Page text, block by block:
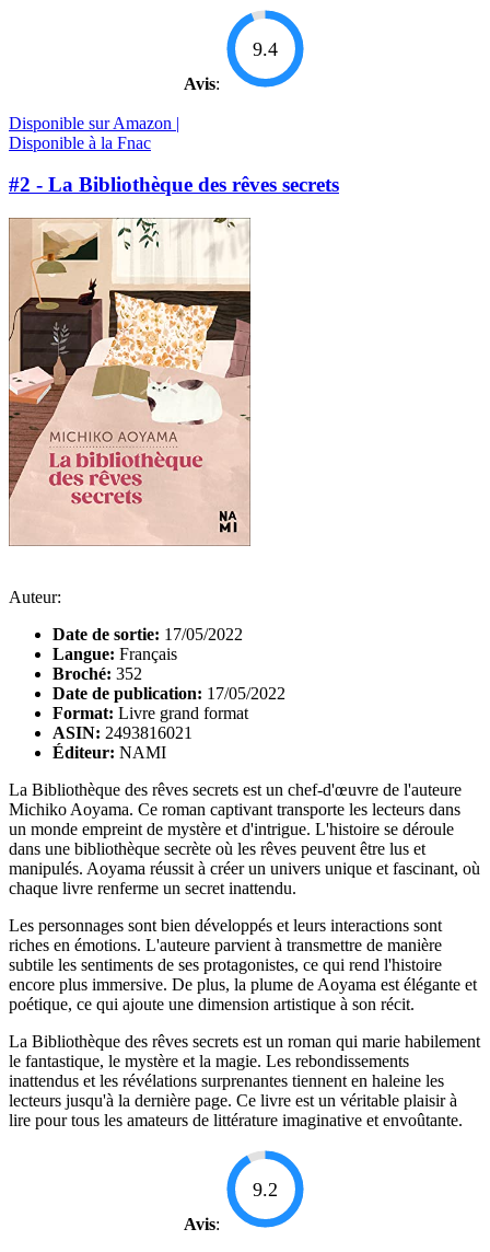
Avis:
9.4
Disponible sur Amazon |
Disponible à la Fnac
#2 - La Bibliothèque des rêves secrets
Auteur:
Date de sortie: 17/05/2022
Langue: Français
Broché: 352
Date de publication: 17/05/2022
Format: Livre grand format
ASIN: 2493816021
Éditeur: NAMI
La Bibliothèque des rêves secrets est un chef-d'œuvre de l'auteure
Michiko Aoyama. Ce roman captivant transporte les lecteurs dans
un monde empreint de mystère et d'intrigue. L'histoire se déroule
dans une bibliothèque secrète où les rêves peuvent être lus et
manipulés. Aoyama réussit à créer un univers unique et fascinant, où
chaque livre renferme un secret inattendu.
Les personnages sont bien développés et leurs interactions sont
riches en émotions. L'auteure parvient à transmettre de manière
subtile les sentiments de ses protagonistes, ce qui rend l'histoire
encore plus immersive. De plus, la plume de Aoyama est élégante et
poétique, ce qui ajoute une dimension artistique à son récit.
La Bibliothèque des rêves secrets est un roman qui marie habilement
le fantastique, le mystère et la magie. Les rebondissements
inattendus et les révélations surprenantes tiennent en haleine les
lecteurs jusqu'à la dernière page. Ce livre est un véritable plaisir à
lire pour tous les amateurs de littérature imaginative et envoûtante.
Avis:
9.2